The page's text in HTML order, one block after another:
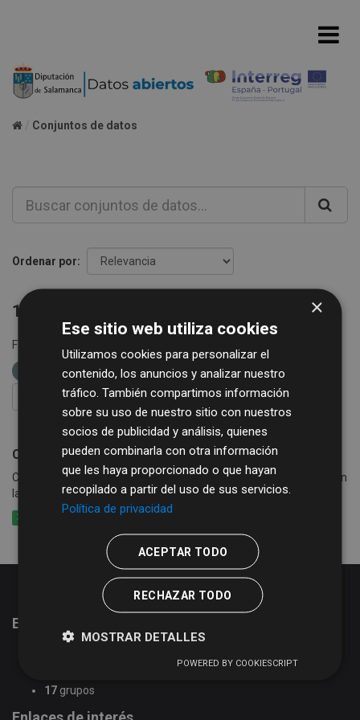
Conjuntos de datos
Ordenar por
1 conjunto de datos encontrado
Formatos:
alcantarillado
basura
FILTRAR RESULTADOS
Consumo de agua, basura y alcantarillado
Consumo de agua por calle y periodo en los municipios que cobran
la tasa de agua conjuntamente con basura y alcantarillado
XLSX
Estadísticas del portal de datos abiertos
17 grupos
×
Ese sitio web utiliza cookies
Utilizamos cookies para personalizar el
contenido, los anuncios y analizar nuestro
tráfico. También compartimos información
sobre su uso de nuestro sitio con nuestros
socios de publicidad y análisis, quienes
pueden combinarla con otra información
que les haya proporcionado o que hayan
recopilado a partir del uso de sus servicios.
Política de privacidad
ACEPTAR TODO
RECHAZAR TODO
MOSTRAR DETALLES
POWERED BY COOKIESCRIPT